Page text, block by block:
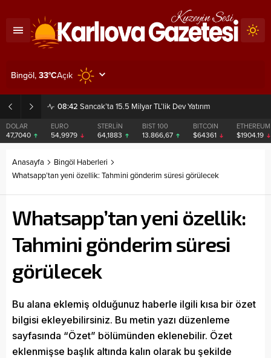
08:42 Sancak’ta 15.5 Milyar TL’lik Dev Yatırım
DOLAR
47,7040
EURO
54,9979
STERLİN
64,1883
BIST 100
13.866,67
BITCOIN
$64361
ETHEREUM
$1904.19
Bingöl, 33°CAçık
Anasayfa
Bingöl Haberleri
Whatsapp’tan yeni özellik: Tahmini gönderim süresi görülecek
Whatsapp’tan yeni özellik:
Tahmini gönderim süresi
görülecek
Bu alana eklemiş olduğunuz haberle ilgili kısa bir özet
bilgisi ekleyebilirsiniz. Bu metin yazı düzenleme
sayfasında “Özet” bölümünden eklenebilir. Özet
eklenmişse başlık altında kalın olarak bu şekilde